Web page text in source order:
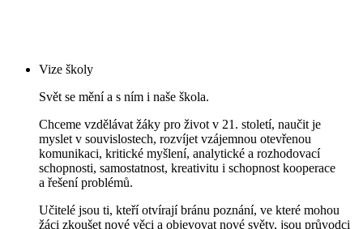
Vize školy
Svět se mění a s ním i naše škola.
Chceme vzdělávat žáky pro život v 21. století, naučit je
myslet v souvislostech, rozvíjet vzájemnou otevřenou
komunikaci, kritické myšlení, analytické a rozhodovací
schopnosti, samostatnost, kreativitu i schopnost kooperace
a řešení problémů.
Učitelé jsou ti, kteří otvírají bránu poznání, ve které mohou
žáci zkoušet nové věci a objevovat nové světy, jsou průvodci